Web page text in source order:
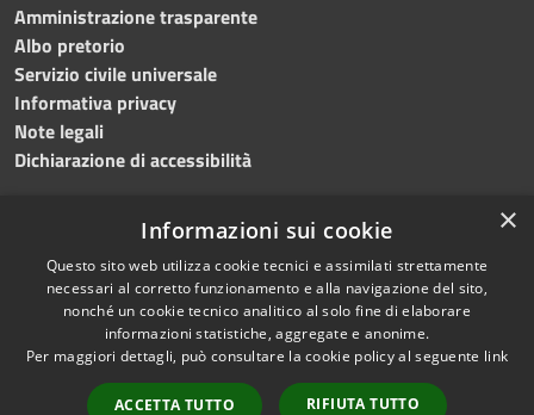
Amministrazione trasparente
Albo pretorio
Servizio civile universale
Informativa privacy
Note legali
Dichiarazione di accessibilità
RSS
Accessibilità
Cookie
Mappa del sito
Copyright © 2023 •
Comune di Noicàttaro
Powered byMunicipium
Redazione•Portale
dipendente
×
Informazioni sui cookie
Questo sito web utilizza cookie tecnici e assimilati strettamente
necessari al corretto funzionamento e alla navigazione del sito,
nonché un cookie tecnico analitico al solo fine di elaborare
informazioni statistiche, aggregate e anonime.
Per maggiori dettagli, può consultare la cookie policy al seguente link
ACCETTA TUTTO RIFIUTA TUTTO